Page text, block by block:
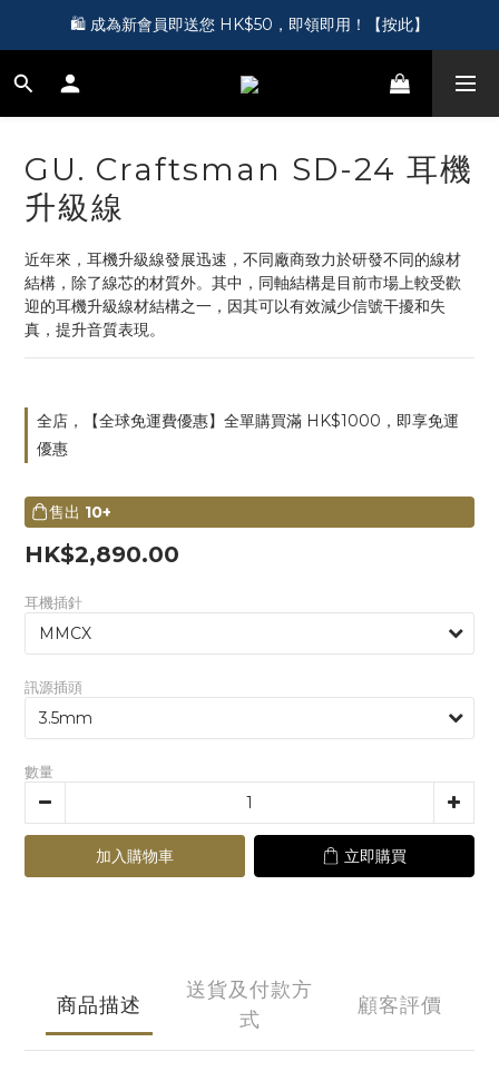
🎵 第一次接觸訂製耳機？歡迎到 Showroom 免費體驗【按此】
🛍️ 成為新會員即送您 HK$50，即領即用！【按此】
🎵 第一次接觸訂製耳機？歡迎到 Showroom 免費體驗【按此】
GU. Craftsman SD-24 耳機
升級線
近年來，耳機升級線發展迅速，不同廠商致力於研發不同的線材
結構，除了線芯的材質外。其中，同軸結構是目前市場上較受歡
迎的耳機升級線材結構之一，因其可以有效減少信號干擾和失
真，提升音質表現。
全店，【全球免運費優惠】全單購買滿 HK$1000，即享免運
優惠
售出 10+
HK$2,890.00
耳機插針
訊源插頭
數量
加入購物車 立即購買
商品描述
送貨及付款方
式
顧客評價